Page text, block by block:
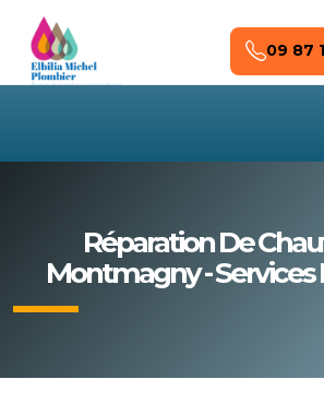
Skip to main content
09 87
Réparation De
Montmagny - Services